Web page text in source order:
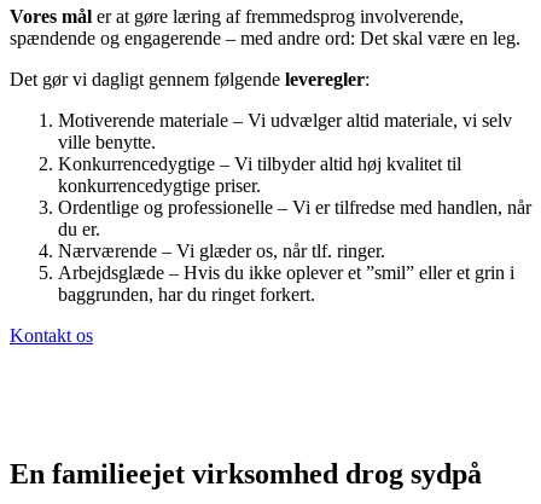
Vores mål er at gøre læring af fremmedsprog involverende,
spændende og engagerende – med andre ord: Det skal være en leg.
Det gør vi dagligt gennem følgende leveregler:
Motiverende materiale – Vi udvælger altid materiale, vi selv
ville benytte.
Konkurrencedygtige – Vi tilbyder altid høj kvalitet til
konkurrencedygtige priser.
Ordentlige og professionelle – Vi er tilfredse med handlen, når
du er.
Nærværende – Vi glæder os, når tlf. ringer.
Arbejdsglæde – Hvis du ikke oplever et ”smil” eller et grin i
baggrunden, har du ringet forkert.
Kontakt os
En familieejet virksomhed drog sydpå